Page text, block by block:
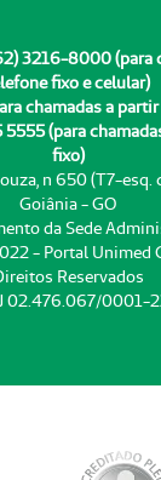
3216-8000 (para
fixo e celular)
chamadas a
(para
fixo)
n 650 (T7-esq.
Goiânia - GO
da Sede
- Portal Unimed
Reservados
02.476.067/0001-